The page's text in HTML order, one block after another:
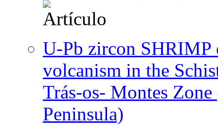
U-Pb zircon SHRIMP
volcanism in the
Trás-os- Montes
Peninsula)